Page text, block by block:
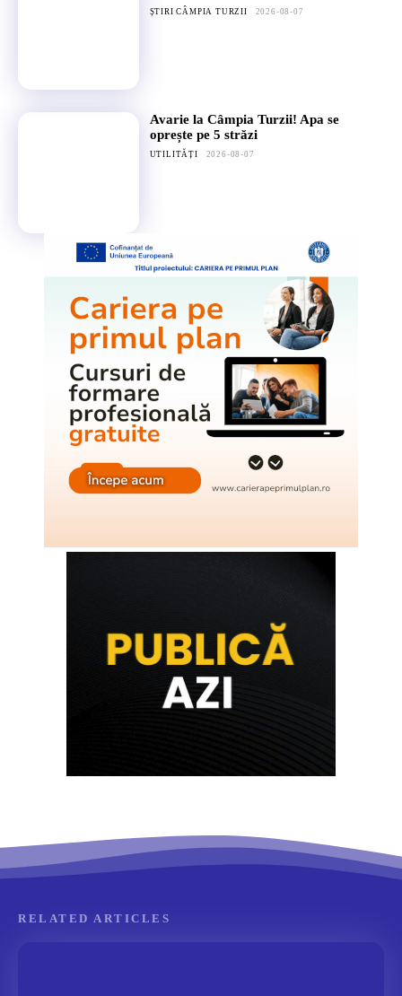
ȘTIRI CÂMPIA TURZII 2026-08-07
Avarie la Câmpia Turzii! Apa se
oprește pe 5 străzi
UTILITĂȚI 2026-08-07
RELATED ARTICLES